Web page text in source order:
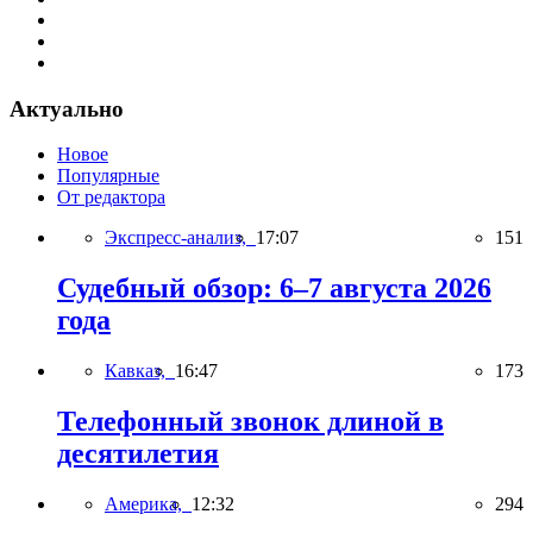
Актуально
Новое
Популярные
От редактора
Экспресс-анализ, 17:07 151
Судебный обзор: 6–7 августа 2026
года
Кавказ, 16:47 173
Телефонный звонок длиной в
десятилетия
Америка, 12:32 294